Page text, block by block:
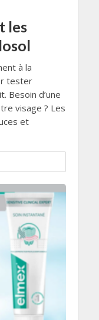
les
à la
tester
Besoin d’une
visage ? Les
et